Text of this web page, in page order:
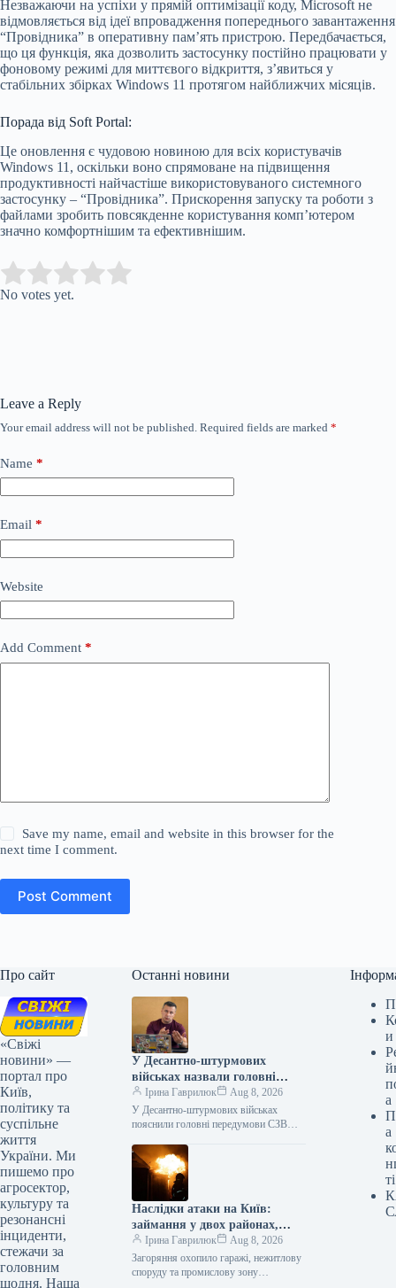
Незважаючи на успіхи у прямій оптимізації коду, Microsoft не
відмовляється від ідеї впровадження попереднього завантаження
“Провідника” в оперативну пам’ять пристрою. Передбачається,
що ця функція, яка дозволить застосунку постійно працювати у
фоновому режимі для миттєвого відкриття, з’явиться у
стабільних збірках Windows 11 протягом найближчих місяців.
Порада від Soft Portal:
Це оновлення є чудовою новиною для всіх користувачів
Windows 11, оскільки воно спрямоване на підвищення
продуктивності найчастіше використовуваного системного
застосунку – “Провідника”. Прискорення запуску та роботи з
файлами зробить повсякденне користування комп’ютером
значно комфортнішим та ефективнішим.
Rate this item:
No votes yet.
Leave a Reply
Your email address will not be published. Required fields are marked *
Name *
Email *
Website
Add Comment *
Save my name, email and website in this browser for the
next time I comment.
Post Comment
Про сайт
«Свіжі
новини» —
портал про
Київ,
політику та
суспільне
життя
України. Ми
пишемо про
агросектор,
культуру та
резонансні
інциденти,
стежачи за
головним
щодня. Наша
Останні новини
У Десантно-штурмових
військах назвали головні
причини невідбуття до
частини.
Ірина Гаврилюк
Aug 8, 2026
У Десантно-штурмових військах
пояснили головні передумови СЗВ
Укрінформ До основних причин, що
спонукають військовослужбовців до
самовільного залишення…
Наслідки атаки на Київ:
займання у двох районах,
одна людина загинула, є
поранені (інформація
оновлена)
Ірина Гаврилюк
Aug 8, 2026
Загоряння охопило гаражі, нежитлову
споруду та промислову зону
и
а
а
ті